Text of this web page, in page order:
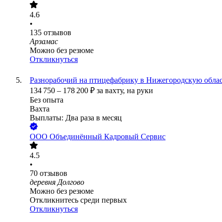
4.6
•
135 отзывов
Арзамас
Можно без резюме
Откликнуться
Разнорабочий на птицефабрику в Нижегородскую
134 750 – 178 200 ₽ за вахту, на руки
Без опыта
Вахта
Выплаты: Два раза в месяц
ООО Объединённый Кадровый Сервис
4.5
•
70 отзывов
деревня Долгово
Можно без резюме
Откликнитесь среди первых
Откликнуться